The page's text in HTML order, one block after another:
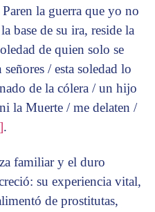
la guerra que yo no
base de su ira, reside la
de quien solo se
/ esta soledad lo
de la cólera / un hijo
la Muerte / me delaten /
.
familiar y el duro
su experiencia vital,
de prostitutas,